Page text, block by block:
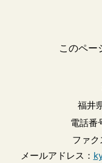
このペー
福井
電話
ファ
メールアドレス：